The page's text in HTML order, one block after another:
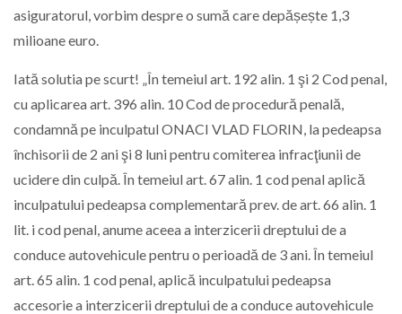
asiguratorul, vorbim despre o sumă care depășește 1,3
milioane euro.
Iată solutia pe scurt! „În temeiul art. 192 alin. 1 şi 2 Cod penal,
cu aplicarea art. 396 alin. 10 Cod de procedură penală,
condamnă pe inculpatul ONACI VLAD FLORIN, la pedeapsa
închisorii de 2 ani şi 8 luni pentru comiterea infracţiunii de
ucidere din culpă. În temeiul art. 67 alin. 1 cod penal aplică
inculpatului pedeapsa complementară prev. de art. 66 alin. 1
lit. i cod penal, anume aceea a interzicerii dreptului de a
conduce autovehicule pentru o perioadă de 3 ani. În temeiul
art. 65 alin. 1 cod penal, aplică inculpatului pedeapsa
accesorie a interzicerii dreptului de a conduce autovehicule